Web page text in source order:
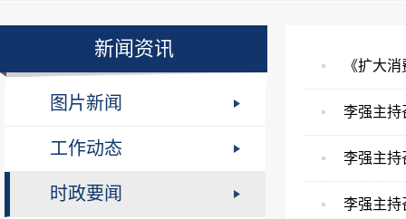
新闻资讯
图片新闻
工作动态
时政要闻
《扩大
李强主持
李强主持
李强主持